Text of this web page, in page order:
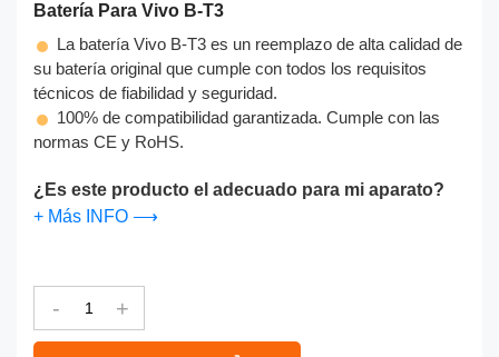
Batería Para Vivo B-T3
La batería Vivo B-T3 es un reemplazo de alta calidad de
su batería original que cumple con todos los requisitos
técnicos de fiabilidad y seguridad.
100% de compatibilidad garantizada. Cumple con las
normas CE y RoHS.
¿Es este producto el adecuado para mi aparato?
+ Más INFO ⟶
- +